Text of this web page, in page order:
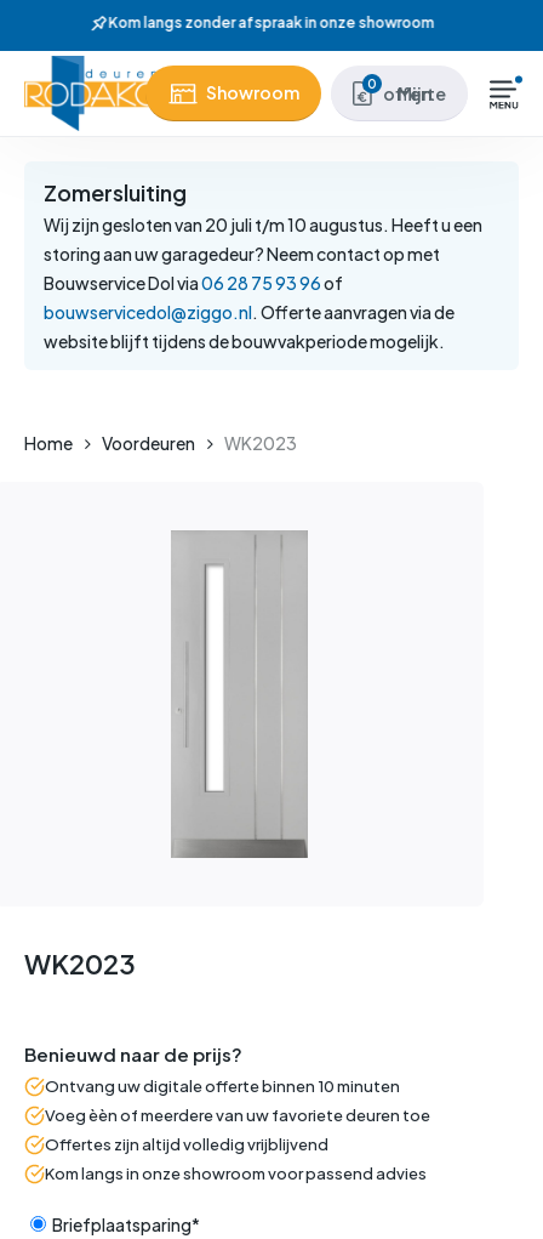
content
Wij hebben meer dan 37 jaar ervaring
Showroom 0 Mijn offerte
Zomersluiting
Wij zijn gesloten van 20 juli t/m 10 augustus. Heeft u een
storing aan uw garagedeur? Neem contact op met
Bouwservice Dol via06 28 75 93 96of
bouwservicedol@ziggo.nl. Offerte aanvragen via de
website blijft tijdens de bouwvakperiode mogelijk.
Home Voordeuren WK2023
WK2023
Benieuwd naar de prijs?
Ontvang uw digitale offerte binnen 10 minuten
Voeg èèn of meerdere van uw favoriete deuren toe
Offertes zijn altijd volledig vrijblijvend
Kom langs in onze showroom voor passend advies
Briefplaatsparing*
Close
Menu